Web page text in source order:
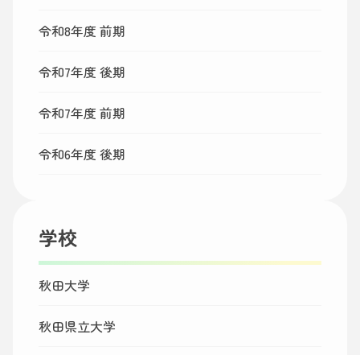
令和8年度 前期
令和7年度 後期
令和7年度 前期
令和6年度 後期
学校
秋田大学
秋田県立大学